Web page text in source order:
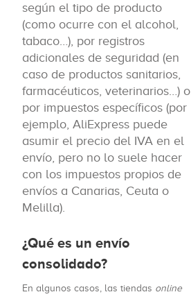
según el tipo de producto
(como ocurre con el alcohol,
tabaco…), por registros
adicionales de seguridad (en
caso de productos sanitarios,
farmacéuticos, veterinarios…) o
por impuestos específicos (por
ejemplo, AliExpress puede
asumir el precio del IVA en el
envío, pero no lo suele hacer
con los impuestos propios de
envíos a Canarias, Ceuta o
Melilla).
¿Qué es un envío
consolidado?
En algunos casos, las tiendas online